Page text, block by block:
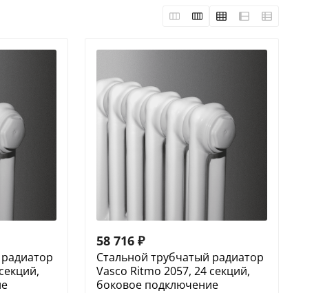
58 716 ₽
Cтальной трубчатый радиатор
Vasco Ritmo 2057, 24 секций,
боковое подключение